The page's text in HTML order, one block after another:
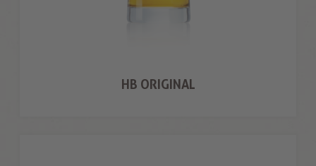
HB ORIGINAL